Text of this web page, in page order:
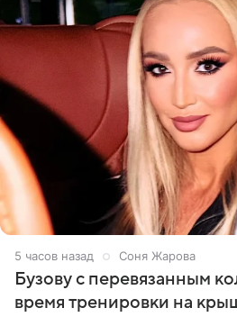
5 часов назад Соня Жарова
Бузову с перевязанным
время тренировки на